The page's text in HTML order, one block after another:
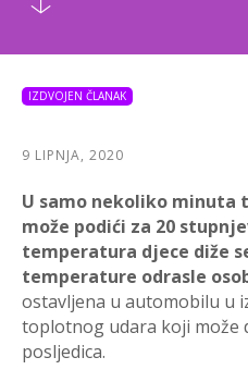
IZDVOJEN ČLANAK
9 LIPNJA, 2020
U samo nekoliko minuta
može podići za 20
temperatura djece diže
temperature odrasle
ostavljena u automobilu u
toplotnog udara koji može
posljedica.